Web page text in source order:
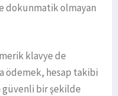
dokunmatik olmayan
klavye de
ödemek, hesap takibi
güvenli bir şekilde